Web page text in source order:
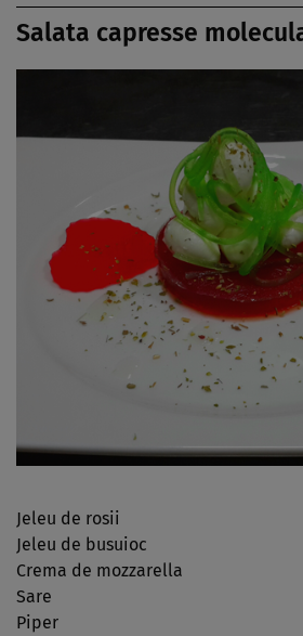
Salata capresse
Jeleu de rosii
Jeleu de busuioc
Crema de mozzarella
Sare
Piper